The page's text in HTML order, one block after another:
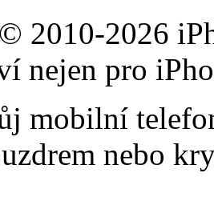
2010-2026
nejen pro
mobilní
nebo